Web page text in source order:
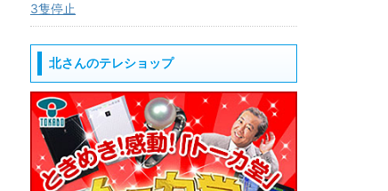
3隻停止
北さんのテレショップ